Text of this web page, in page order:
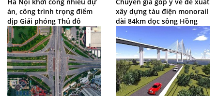
án, công trình trọng điểm
dịp Giải phóng Thủ đô
xây dựng tàu điện monorail
dài 84km dọc sông Hồng